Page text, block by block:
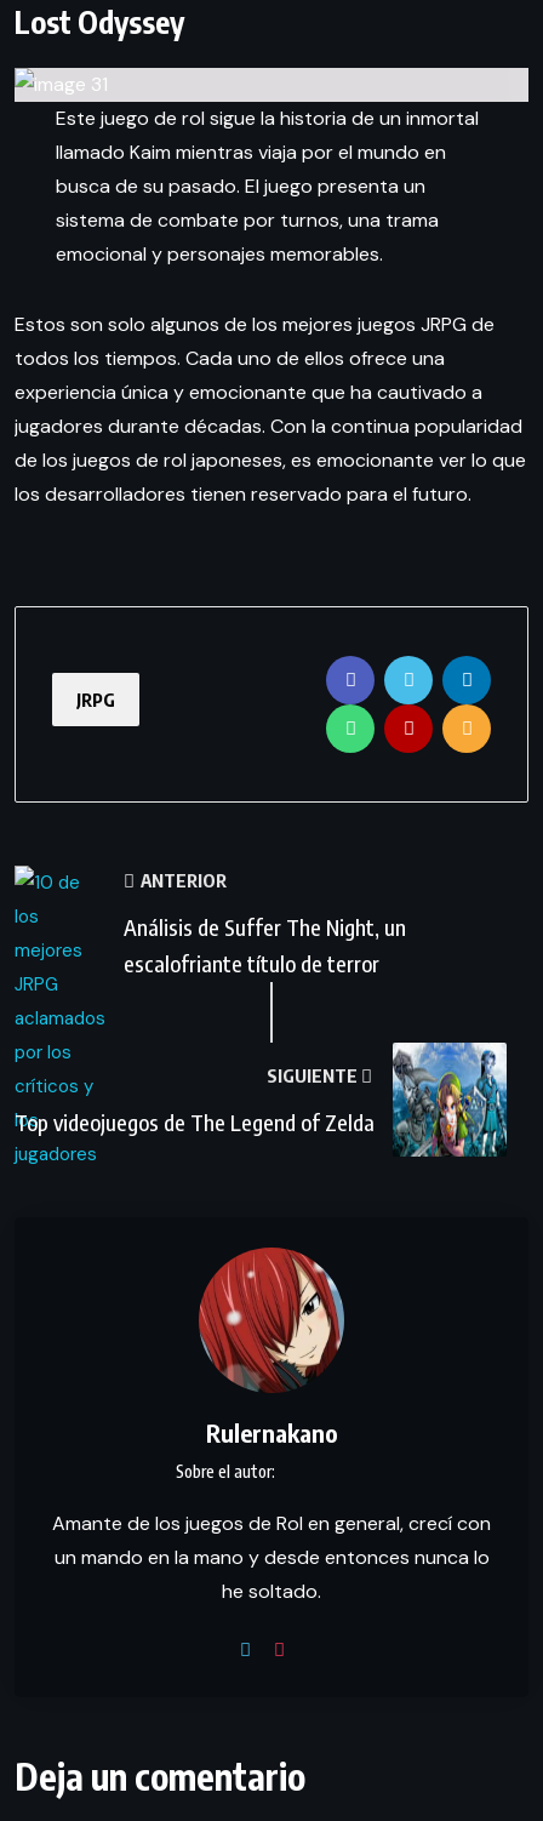
Lost Odyssey
Este juego de rol sigue la historia de un inmortal
llamado Kaim mientras viaja por el mundo en
busca de su pasado. El juego presenta un
sistema de combate por turnos, una trama
emocional y personajes memorables.
Estos son solo algunos de los mejores juegos JRPG de
todos los tiempos. Cada uno de ellos ofrece una
experiencia única y emocionante que ha cautivado a
jugadores durante décadas. Con la continua popularidad
de los juegos de rol japoneses, es emocionante ver lo que
los desarrolladores tienen reservado para el futuro.
JRPG
ANTERIOR
Análisis de Suffer The Night, un
escalofriante título de terror
SIGUIENTE
Top videojuegos de The Legend of Zelda
Rulernakano
Amante de los juegos de Rol en general, crecí con
un mando en la mano y desde entonces nunca lo
he soltado.
Deja un comentario